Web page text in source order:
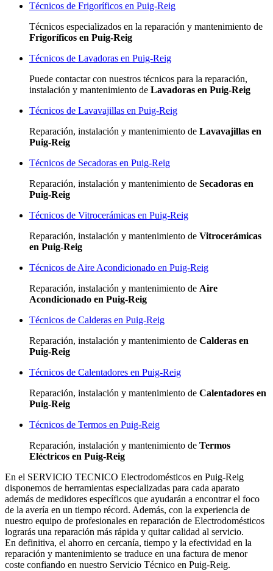
Técnicos de Frigoríficos en Puig-Reig
Técnicos especializados en la reparación y mantenimiento de
Frigoríficos en Puig-Reig
Técnicos de Lavadoras en Puig-Reig
Puede contactar con nuestros técnicos para la reparación,
instalación y mantenimiento de Lavadoras en Puig-Reig
Técnicos de Lavavajillas en Puig-Reig
Reparación, instalación y mantenimiento de Lavavajillas en
Puig-Reig
Técnicos de Secadoras en Puig-Reig
Reparación, instalación y mantenimiento de Secadoras en
Puig-Reig
Técnicos de Vitrocerámicas en Puig-Reig
Reparación, instalación y mantenimiento de Vitrocerámicas
en Puig-Reig
Técnicos de Aire Acondicionado en Puig-Reig
Reparación, instalación y mantenimiento de Aire
Acondicionado en Puig-Reig
Técnicos de Calderas en Puig-Reig
Reparación, instalación y mantenimiento de Calderas en
Puig-Reig
Técnicos de Calentadores en Puig-Reig
Reparación, instalación y mantenimiento de Calentadores en
Puig-Reig
Técnicos de Termos en Puig-Reig
Reparación, instalación y mantenimiento de Termos
Eléctricos en Puig-Reig
En el SERVICIO TECNICO Electrodomésticos en Puig-Reig
disponemos de herramientas especializadas para cada aparato
además de medidores específicos que ayudarán a encontrar el foco
de la avería en un tiempo récord. Además, con la experiencia de
nuestro equipo de profesionales en reparación de Electrodomésticos
lograrás una reparación más rápida y quitar calidad al servicio.
En definitiva, el ahorro en cercanía, tiempo y la efectividad en la
reparación y mantenimiento se traduce en una factura de menor
coste confiando en nuestro Servicio Técnico en Puig-Reig.